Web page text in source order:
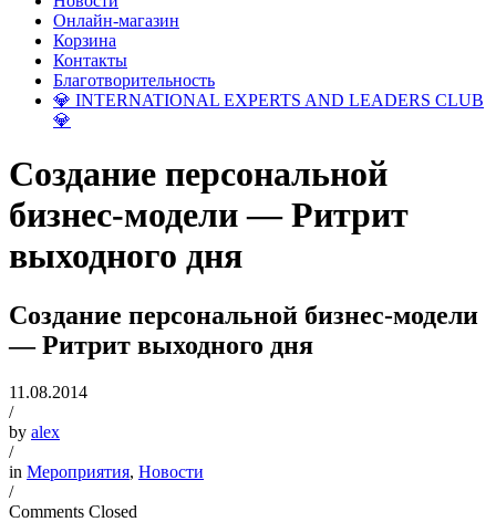
Онлайн-магазин
Корзина
Контакты
Благотворительность
💎 INTERNATIONAL EXPERTS AND LEADERS CLUB
💎
Создание персональной
бизнес-модели — Ритрит
выходного дня
Создание персональной бизнес-модели
— Ритрит выходного дня
11.08.2014
/
by alex
/
in Мероприятия, Новости
/
Comments Closed